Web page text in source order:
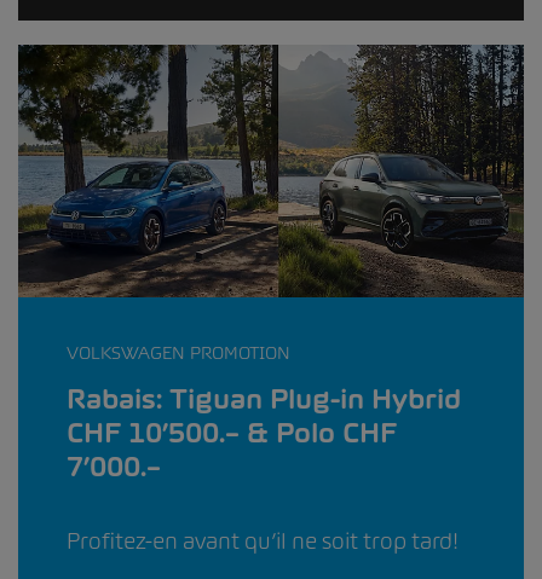
VOLKSWAGEN PROMOTION
Rabais: Tiguan Plug-in Hybrid
CHF 10’500.– & Polo CHF
7’000.–
Profitez-en avant qu’il ne soit trop tard!